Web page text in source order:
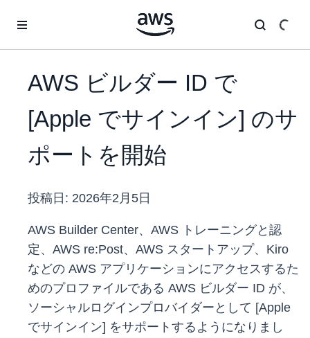
AWS ビルダー ID で
[Apple でサインイン] のサ
ポートを開始
投稿日: 2026年2月5日
AWS Builder Center、AWS トレーニングと認
定、AWS re:Post、AWS スタートアップ、Kiro
などの AWS アプリケーションにアクセスするた
めのプロファイルである AWS ビルダー ID が、
ソーシャルログインプロバイダーとして [Apple
でサインイン] をサポートするようになりまし